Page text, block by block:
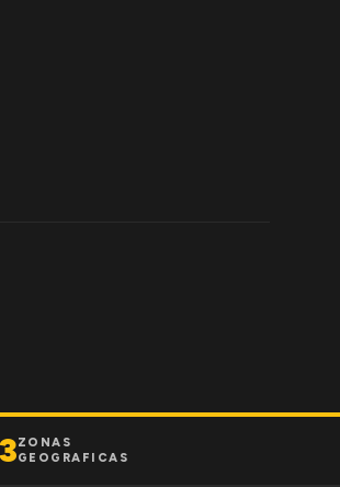
3ZONAS
GEOGRAFICAS